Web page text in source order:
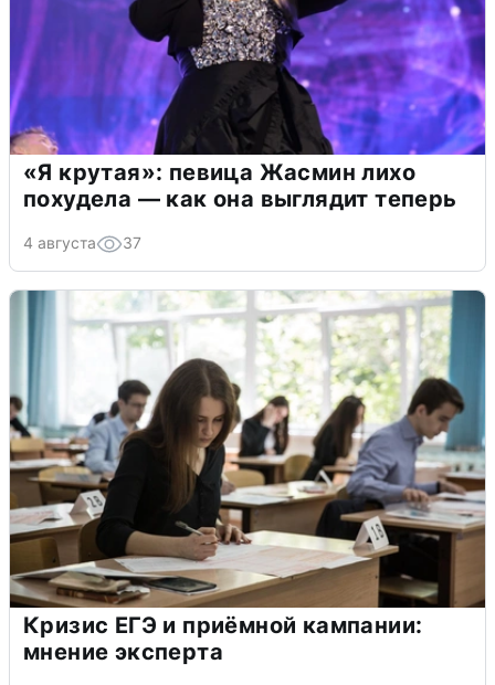
«Я крутая»: певица Жасмин лихо
похудела — как она выглядит теперь
4 августа 37
Кризис ЕГЭ и приёмной кампании:
мнение эксперта